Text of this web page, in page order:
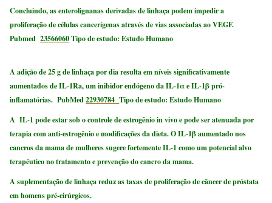
Concluindo, as enterolignanas derivadas de linhaça podem impedir a
proliferação de células cancerígenas através de vias associadas ao VEGF.
Pubmed 23566060Tipo de estudo: Estudo Humano
A adição de 25 g de linhaça por dia resulta em níveis significativamente
aumentados de IL-1Ra, um inibidor endógeno da IL-1αe IL-1βpró-
inflamatórias. PubMed22930784Tipo de estudo: Estudo Humano
A IL-1 pode estar sob o controle de estrogênio in vivo e pode ser atenuada por
terapia com anti-estrogênio e modificações da dieta. O IL-1β aumentado nos
cancros da mama de mulheres sugere fortemente IL-1 como um potencial alvo
terapêutico no tratamento e prevenção do cancro da mama.
A suplementação de linhaça reduz as taxas de proliferação de câncer de próstata
em homens pré-cirúrgicos.